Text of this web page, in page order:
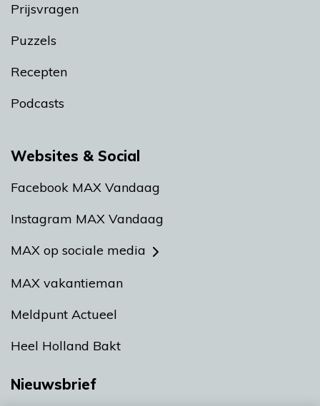
Prijsvragen
Puzzels
Recepten
Podcasts
Websites & Social
Facebook MAX Vandaag
Instagram MAX Vandaag
MAX op sociale media
MAX vakantieman
Meldpunt Actueel
Heel Holland Bakt
Nieuwsbrief